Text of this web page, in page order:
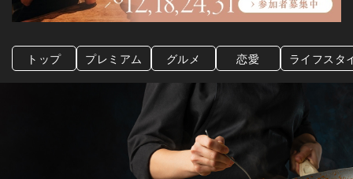
トップ プレミアム グルメ 恋愛 ライフスタ